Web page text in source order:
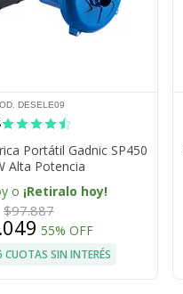
DESELE09
Portátil Gadnic SP450
Alta Potencia
o ¡Retiralo hoy!
$97.887
55% OFF
CUOTAS SIN INTERÉS